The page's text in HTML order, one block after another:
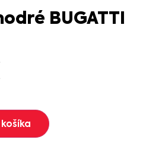
BUGATTI